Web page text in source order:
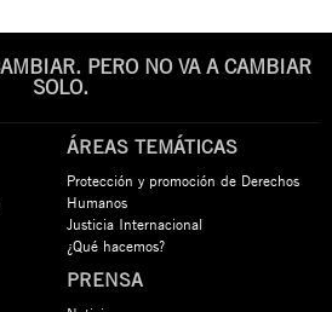
PERO NO VA A CAMBIAR
SOLO.
ÁREAS TEMÁTICAS
Protección y promoción de Derechos
Humanos
Justicia Internacional
¿Qué hacemos?
PRENSA